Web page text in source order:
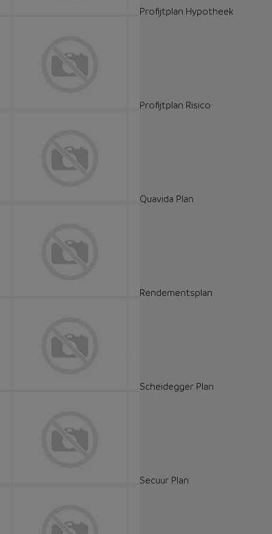
Profijtplan Hypotheek
Profijtplan Risico
Quavida Plan
Rendementsplan
Scheidegger Plan
Secuur Plan